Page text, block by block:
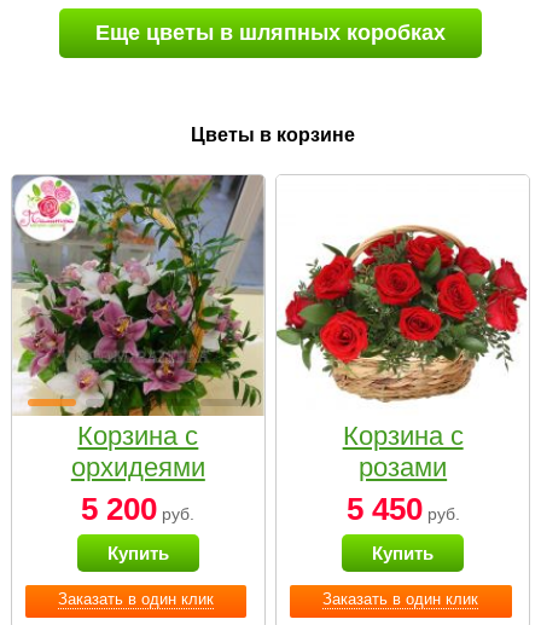
Еще цветы в шляпных коробках
Цветы в корзине
Заказать в один клик
Корзина с
орхидеями
малая
5 200 руб.
Купить
Заказать в один клик
Корзина с
розами
«Красный
Париж»
5 450руб.
Купить